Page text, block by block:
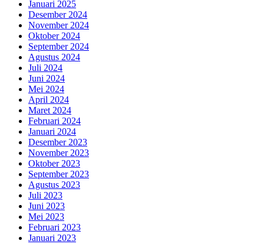
Januari 2025
Desember 2024
November 2024
Oktober 2024
September 2024
Agustus 2024
Juli 2024
Juni 2024
Mei 2024
April 2024
Maret 2024
Februari 2024
Januari 2024
Desember 2023
November 2023
Oktober 2023
September 2023
Agustus 2023
Juli 2023
Juni 2023
Mei 2023
Februari 2023
Januari 2023